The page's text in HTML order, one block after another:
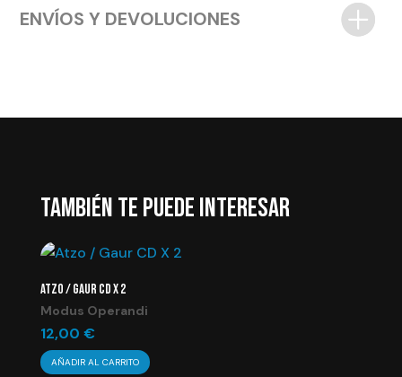
ENVÍOS Y DEVOLUCIONES
TAMBIÉN TE PUEDE INTERESAR
ATZO / GAUR CD X 2
Modus Operandi
12,00 €
AÑADIR AL CARRITO